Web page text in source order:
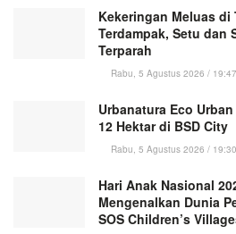
Kekeringan Meluas di
Terdampak, Setu dan
Terparah
Rabu, 5 Agustus 2026 /
Urbanatura Eco
12 Hektar di BSD City
Rabu, 5 Agustus 2026 /
Hari Anak Nasional
Mengenalkan Dunia
SOS Children’s